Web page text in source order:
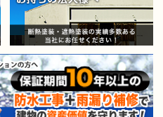
賃貸マンション・アパートオー